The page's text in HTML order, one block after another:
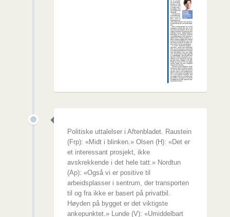
Politiske uttalelser i Aftenbladet. Raustein
(Frp): «Midt i blinken.» Olsen (H): «Det er
et interessant prosjekt, ikke
avskrekkende i det hele tatt.» Nordtun
(Ap): «Også vi er positive til
arbeidsplasser i sentrum, der transporten
til og fra ikke er basert på privatbil.
Høyden på bygget er det viktigste
ankepunktet.» Lunde (V): «Umiddelbart